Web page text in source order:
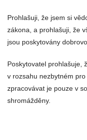
Prohlašuji, že jsem si
zákona, a prohlašuji, že
jsou poskytovány
Poskytovatel prohlašuje,
v rozsahu nezbytném
zpracovávat je pouze v
shromážděny.